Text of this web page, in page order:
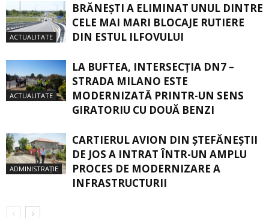
ACTUALITATE
BRĂNEȘTI A ELIMINAT UNUL DINTRE
CELE MAI MARI BLOCAJE RUTIERE
DIN ESTUL ILFOVULUI
ACTUALITATE
LA BUFTEA, INTERSECŢIA DN7 –
STRADA MILANO ESTE
MODERNIZATĂ PRINTR-UN SENS
GIRATORIU CU DOUĂ BENZI
ADMINISTRAȚIE
CARTIERUL AVION DIN ŞTEFĂNEŞTII
DE JOS A INTRAT ÎNTR-UN AMPLU
PROCES DE MODERNIZARE A
INFRASTRUCTURII